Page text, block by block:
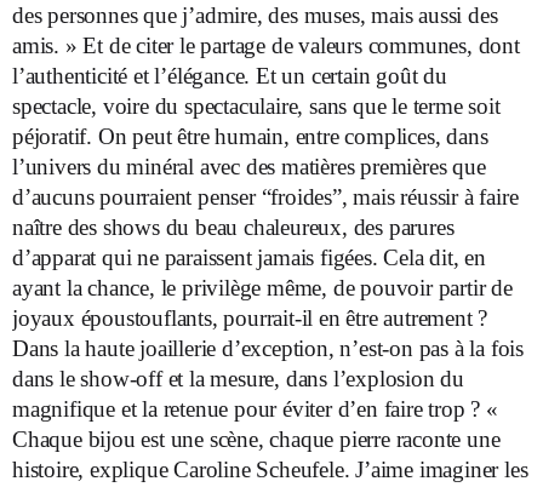
des personnes que j’admire, des muses, mais aussi des
amis. » Et de citer le partage de valeurs communes, dont
l’authenticité et l’élégance. Et un certain goût du
spectacle, voire du spectaculaire, sans que le terme soit
péjoratif. On peut être humain, entre complices, dans
l’univers du minéral avec des matières premières que
d’aucuns pourraient penser “froides”, mais réussir à faire
naître des shows du beau chaleureux, des parures
d’apparat qui ne paraissent jamais figées. Cela dit, en
ayant la chance, le privilège même, de pouvoir partir de
joyaux époustouflants, pourrait-il en être autrement ?
Dans la haute joaillerie d’exception, n’est-on pas à la fois
dans le show-off et la mesure, dans l’explosion du
magnifique et la retenue pour éviter d’en faire trop ? «
Chaque bijou est une scène, chaque pierre raconte une
histoire, explique Caroline Scheufele. J’aime imaginer les